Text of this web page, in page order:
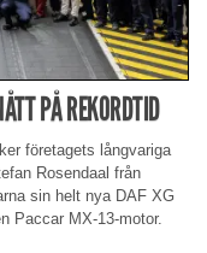
PÅ REKORDTID
företagets långvariga
Rosendaal från
sin helt nya DAF XG
Paccar MX-13-motor.